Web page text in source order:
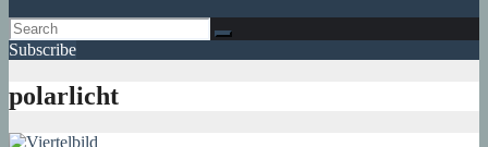
Subscribe
polarlicht